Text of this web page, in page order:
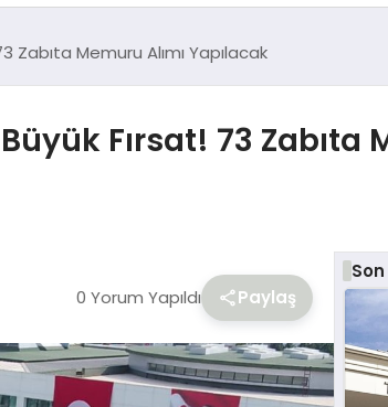
Zabıta Memuru Alımı Yapılacak
Fırsat! 73 Zabıta
0 Yorum Yapıldı Paylaş